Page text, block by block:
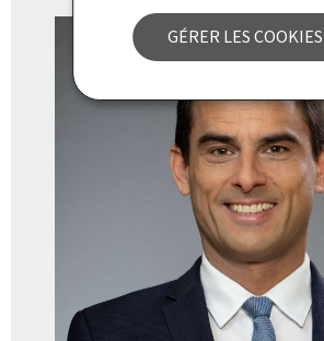
GÉRER LES COOKIES